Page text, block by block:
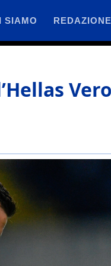
SIAMO REDAZIONE